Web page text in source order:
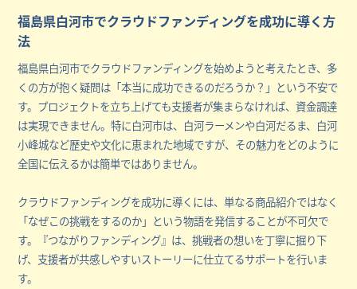
福島県白河市でクラウドファンディングを成功に導く方
法
福島県白河市でクラウドファンディングを始めようと考えたとき、多
くの方が抱く疑問は「本当に成功できるのだろうか？」という不安で
す。プロジェクトを立ち上げても支援者が集まらなければ、資金調達
は実現できません。特に白河市は、白河ラーメンや白河だるま、白河
小峰城など歴史や文化に恵まれた地域ですが、その魅力をどのように
全国に伝えるかは簡単ではありません。
クラウドファンディングを成功に導くには、単なる商品紹介ではなく
「なぜこの挑戦をするのか」という物語を発信することが不可欠で
す。『つながりファンディング』は、挑戦者の想いを丁寧に掘り下
げ、支援者が共感しやすいストーリーに仕立てるサポートを行いま
す。